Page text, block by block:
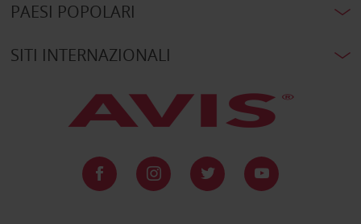
PAESI POPOLARI
SITI INTERNAZIONALI